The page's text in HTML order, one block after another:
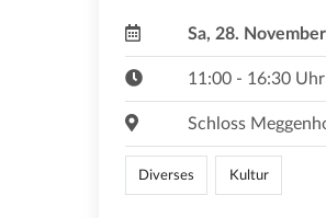
Sa, 28.
11:00 - 16:30 Uhr
Schloss
Diverses Kultur